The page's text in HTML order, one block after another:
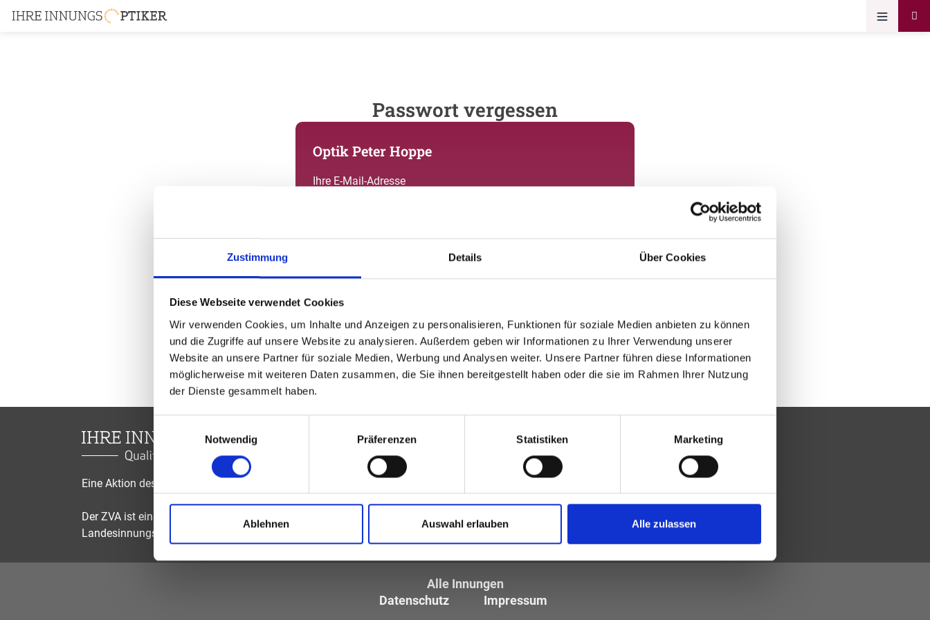
Zustimmung Details Über Cookies
Diese Webseite verwendet Cookies
Wir verwenden Cookies, um Inhalte und Anzeigen zu personalisieren, Funktionen für soziale Medien anbieten zu können
und die Zugriffe auf unsere Website zu analysieren. Außerdem geben wir Informationen zu Ihrer Verwendung unserer
Website an unsere Partner für soziale Medien, Werbung und Analysen weiter. Unsere Partner führen diese Informationen
möglicherweise mit weiteren Daten zusammen, die Sie ihnen bereitgestellt haben oder die sie im Rahmen Ihrer Nutzung
der Dienste gesammelt haben.
Notwendig
Präferenzen Statistiken Marketing
Ablehnen Auswahl erlauben Alle zulassen
Passwort vergessen
Optik Peter Hoppe
Ihre E-Mail-Adresse
Eine Aktion des Zentralverbandes der Augenoptiker und Optometristen (ZVA)
Der ZVA ist ein Bundesinnungsverband, seine Mitglieder sind die
Landesinnungsverbände und Landesinnungen des Augenoptikerhandwerks.
Alle Innungen
Datenschutz
Impressum